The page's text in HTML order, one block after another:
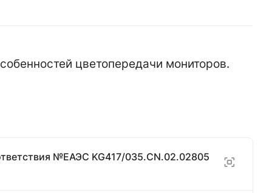
цветопередачи мониторов.
№ЕАЭС KG417/035.CN.02.02805